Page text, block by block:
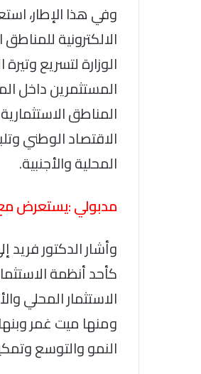
وفي هذا الإطار،
الالكترونية
الوزارة لتسريع
المستثمرين داخل
المناطق
الاقتصاد الوطني
المحلية والأجنبية.
مدبولي :يستعرض مع
وأشار الدكتور فريد
كأحد أنظمة
الاستثمار المحلي
ومنها ميت غمر
النمو والتوسع